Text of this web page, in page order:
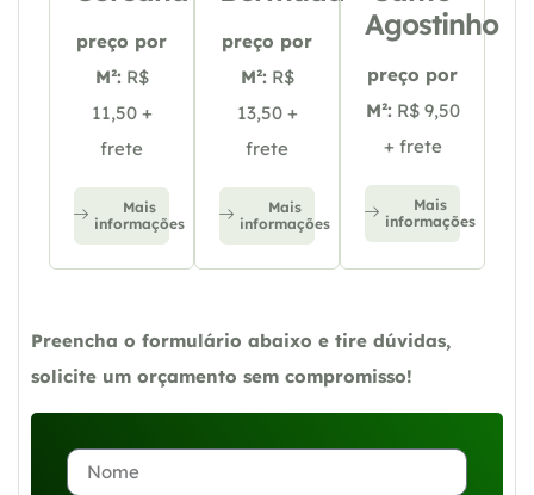
preço por
M²: R$
11,50 +
frete
Mais
informações
preço por
M²: R$
13,50 +
frete
Mais
informações
Agostinho
preço por
M²: R$ 9,50
+ frete
Mais
informações
Preencha o formulário abaixo e tire dúvidas,
solicite um orçamento sem compromisso!